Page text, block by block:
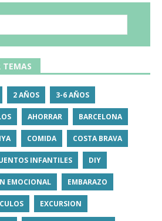
TEMAS
2 AÑOS 3-6 AÑOS
AHORRAR BARCELONA
COMIDA COSTA BRAVA
INFANTILES DIY
EMOCIONAL EMBARAZO
EXCURSION